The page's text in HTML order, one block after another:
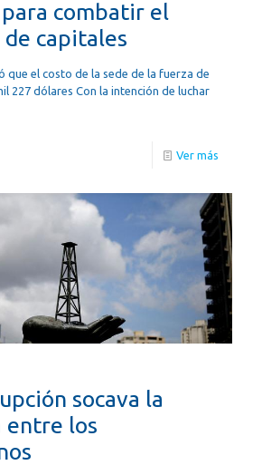
combatir el
capitales
que el costo de la sede de la fuerza de
227 dólares Con la intención de luchar
Ver más
socava la
entre los